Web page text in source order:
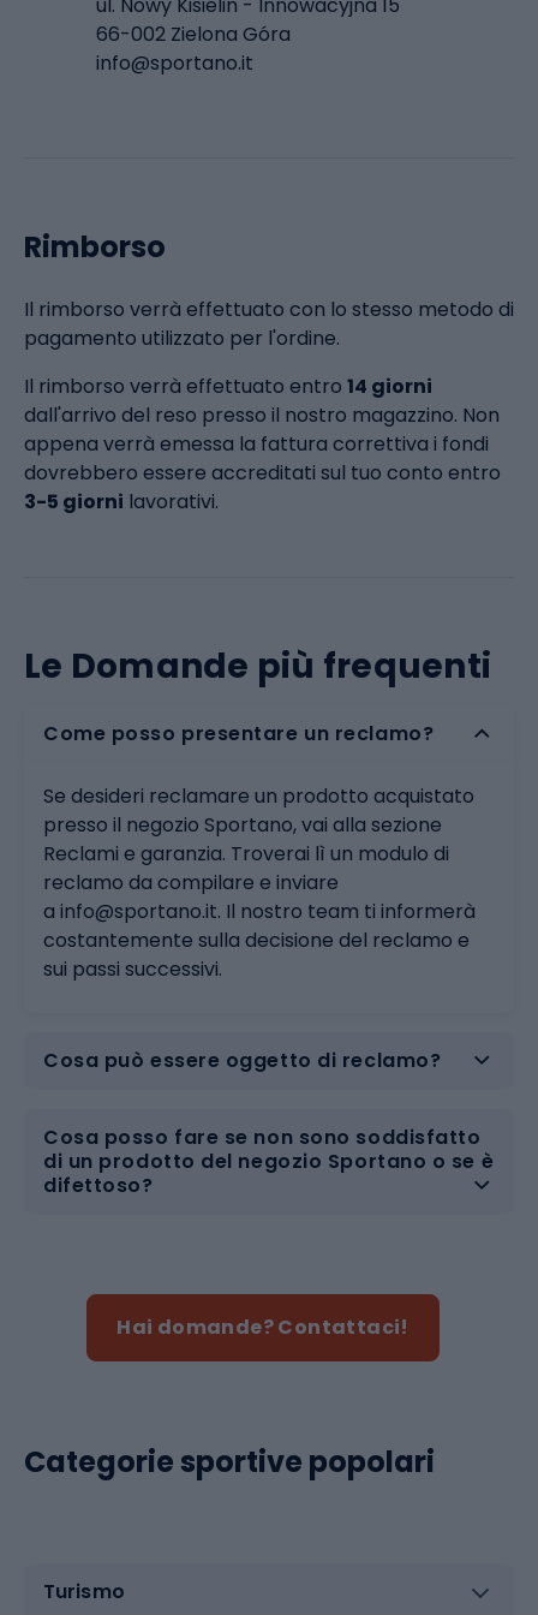
66-002 Zielona Góra
info@sportano.it
Rimborso
Il rimborso verrà effettuato con lo stesso metodo di
pagamento utilizzato per l'ordine.
Il rimborso verrà effettuato entro 14 giorni
dall'arrivo del reso presso il nostro magazzino. Non
appena verrà emessa la fattura correttiva i fondi
dovrebbero essere accreditati sul tuo conto entro
3-5 giorni lavorativi.
Le Domande più frequenti
Come posso presentare un reclamo?
Se desideri reclamare un prodotto acquistato
presso il negozio Sportano, vai alla sezione
Reclami e garanzia. Troverai lì un modulo di
reclamo da compilare e inviare
a info@sportano.it. Il nostro team ti informerà
costantemente sulla decisione del reclamo e
sui passi successivi.
Cosa può essere oggetto di reclamo?
Cosa posso fare se non sono soddisfatto
di un prodotto del negozio Sportano o se è
difettoso?
Hai domande? Contattaci!
Categorie sportive popolari
Turismo